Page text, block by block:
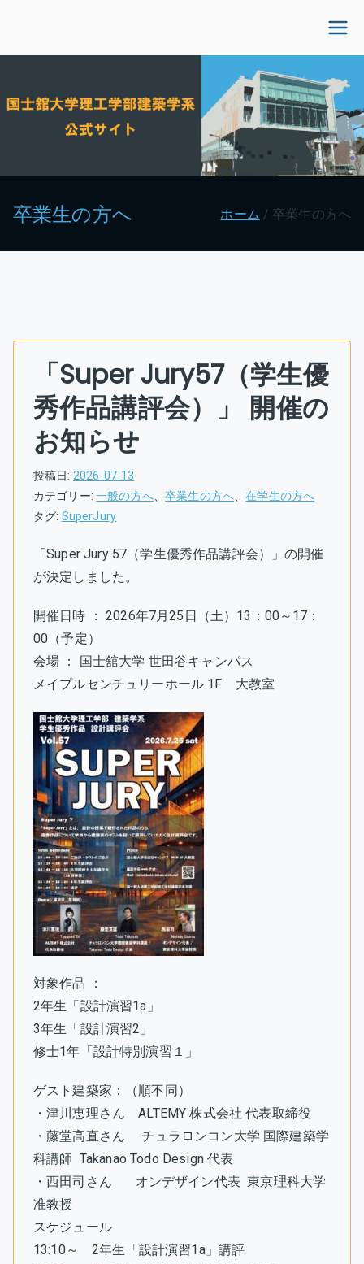
を
キ
国士舘大学理工学部建
築学系公式サイト
卒業生の方へ ホーム 卒業生の方へ
「Super Jury57（学生優
秀作品講評会）」 開催の
お知らせ
投稿日: 2026-07-13
カテゴリー:一般の方へ、卒業生の方へ、在学生の方へ
タグ: SuperJury
「Super Jury 57（学生優秀作品講評会）」の開催
が決定しました。
開催日時 ： 2026年7月25日（土）13：00～17：
00（予定）
会場 ： 国士舘大学 世田谷キャンパス
メイプルセンチュリーホール 1F 大教室
対象作品 ：
2年生「設計演習1a」
3年生「設計演習2」
修士1年「設計特別演習１」
ゲスト建築家：（順不同）
・津川恵理さん ALTEMY 株式会社 代表取締役
・藤堂高直さん チュラロンコン大学 国際建築学
科講師 Takanao Todo Design 代表
・西田司さん オンデザイン代表 東京理科大学
准教授
スケジュール
13:10～ 2年生「設計演習1a」講評